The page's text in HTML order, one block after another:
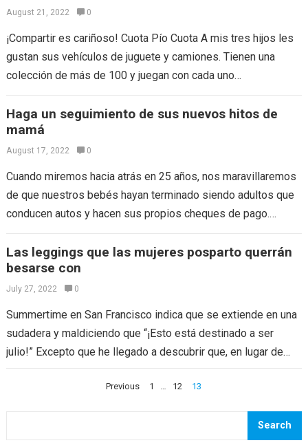
August 21, 2022 0
¡Compartir es cariñoso! Cuota Pío Cuota A mis tres hijos les
gustan sus vehículos de juguete y camiones. Tienen una
colección de más de 100 y juegan con cada uno…
Haga un seguimiento de sus nuevos hitos de
mamá
August 17, 2022 0
Cuando miremos hacia atrás en 25 años, nos maravillaremos
de que nuestros bebés hayan terminado siendo adultos que
conducen autos y hacen sus propios cheques de pago.
Las leggings que las mujeres posparto querrán
besarse con
July 27, 2022 0
Summertime en San Francisco indica que se extiende en una
sudadera y maldiciendo que “¡Esto está destinado a ser
julio!” Excepto que he llegado a descubrir que, en lugar de…
Previous 1 … 12 13
Search